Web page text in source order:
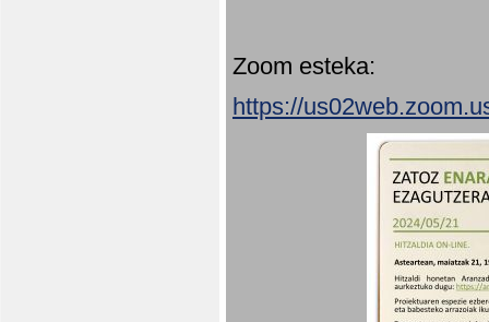
Zoom esteka:
https://